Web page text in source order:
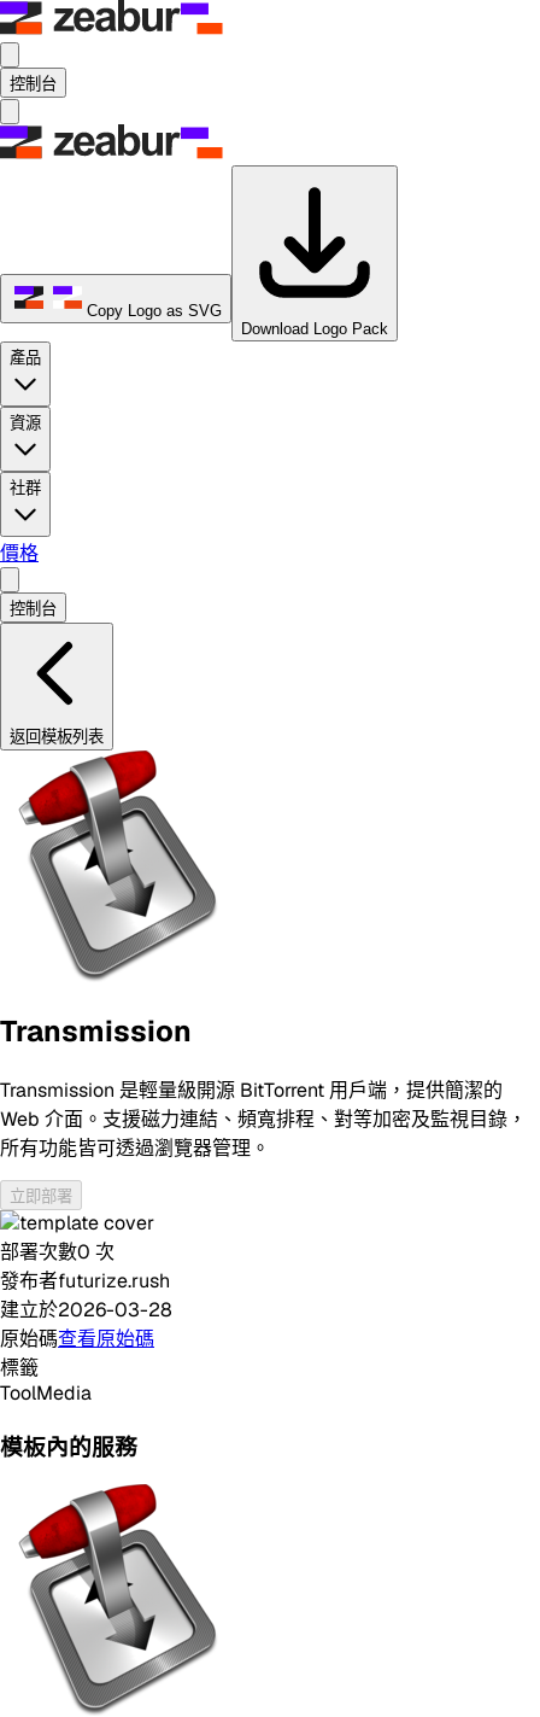
控制台
Copy Logo as SVG
Download Logo Pack
產品
資源
社群
價格
控制台
返回模板列表
Transmission
Transmission 是輕量級開源 BitTorrent 用戶端，提供簡潔的
Web 介面。支援磁力連結、頻寬排程、對等加密及監視目錄，
所有功能皆可透過瀏覽器管理。
立即部署
部署次數0 次
發布者futurize.rush
建立於2026-03-28
原始碼查看原始碼
標籤
ToolMedia
模板內的服務